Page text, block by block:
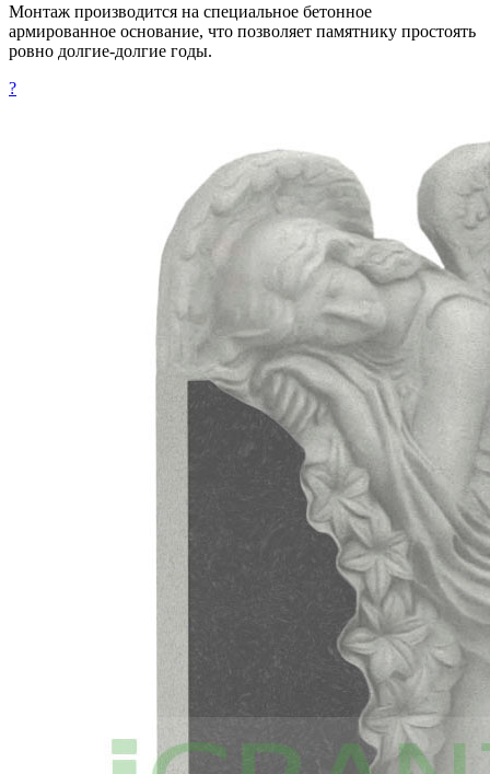
Монтаж производится на специальное бетонное
армированное основание, что позволяет памятнику простоять
ровно долгие-долгие годы.
?